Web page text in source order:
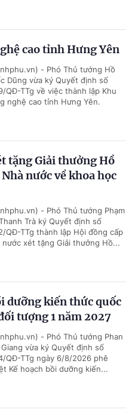
cao tỉnh Hưng Yên
- Phó Thủ tướng Hồ
Dũng vừa ký Quyết định số
QĐ-TTg về việc thành lập Khu
nghệ cao tỉnh Hưng Yên.
tặng Giải thưởng Hồ
nước về khoa học
- Phó Thủ tướng Phạm
Trà ký Quyết định số
QĐ-TTg thành lập Hội đồng cấp
nước xét tặng Giải thưởng Hồ...
dưỡng kiến thức quốc
tượng 1 năm 2027
- Phó Thủ tướng Phan
Giang vừa ký Quyết định số
QĐ-TTg ngày 6/8/2026 phê
Kế hoạch bồi dưỡng kiến...